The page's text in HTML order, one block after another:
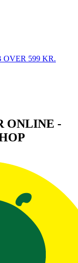
OVER 599 KR.
ONLINE -